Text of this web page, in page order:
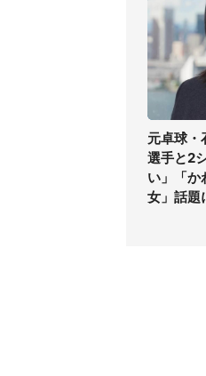
元卓球・
選手と2
い」「か
女」話題